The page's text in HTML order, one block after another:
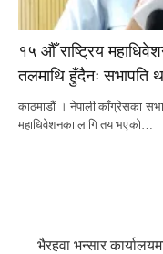
१५ औँ राष्ट्रिय
तलमाथि हुँदैनः सभापति
काठमाडौं । नेपाली काँग्रेसका
महाधिवेशनका लागि तय भएको…
भैरहवा भन्सार